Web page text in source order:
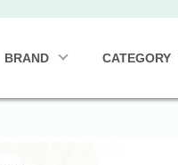
BRAND CATEGORY